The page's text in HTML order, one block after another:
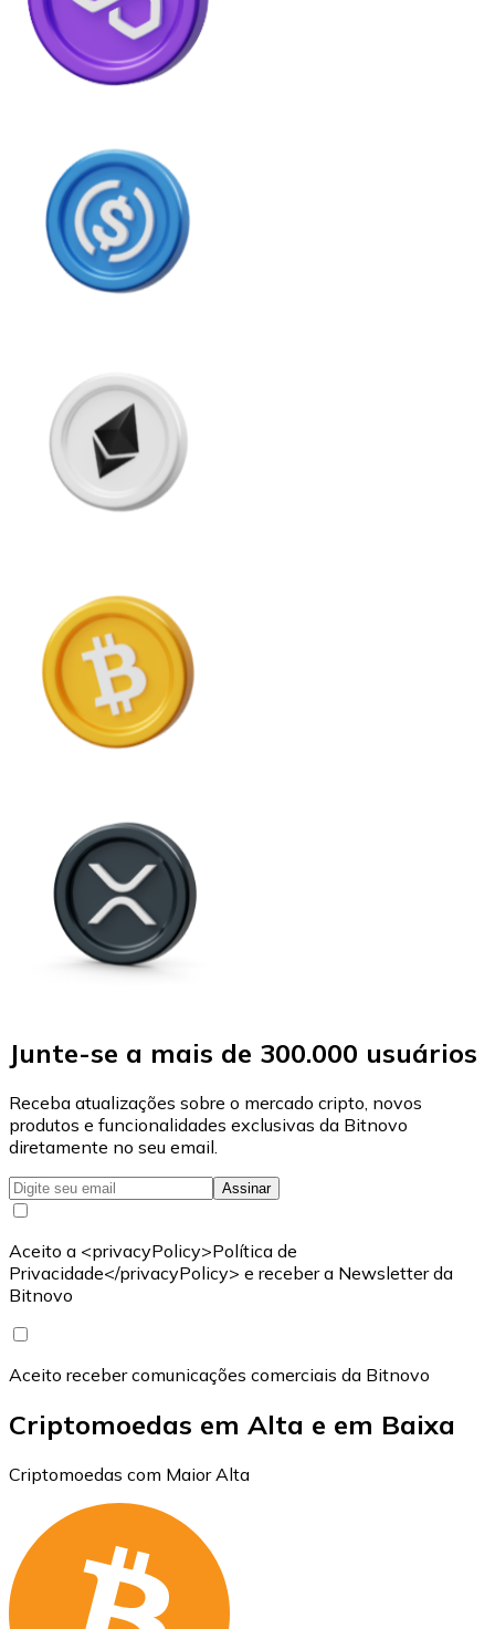
Junte-se a mais de 300.000 usuários
Receba atualizações sobre o mercado cripto, novos
produtos e funcionalidades exclusivas da Bitnovo
diretamente no seu email.
Assinar
Aceito a <privacyPolicy>Política de
Privacidade</privacyPolicy> e receber a Newsletter da
Bitnovo
Aceito receber comunicações comerciais da Bitnovo
Criptomoedas em Alta e em Baixa
Criptomoedas com Maior Alta